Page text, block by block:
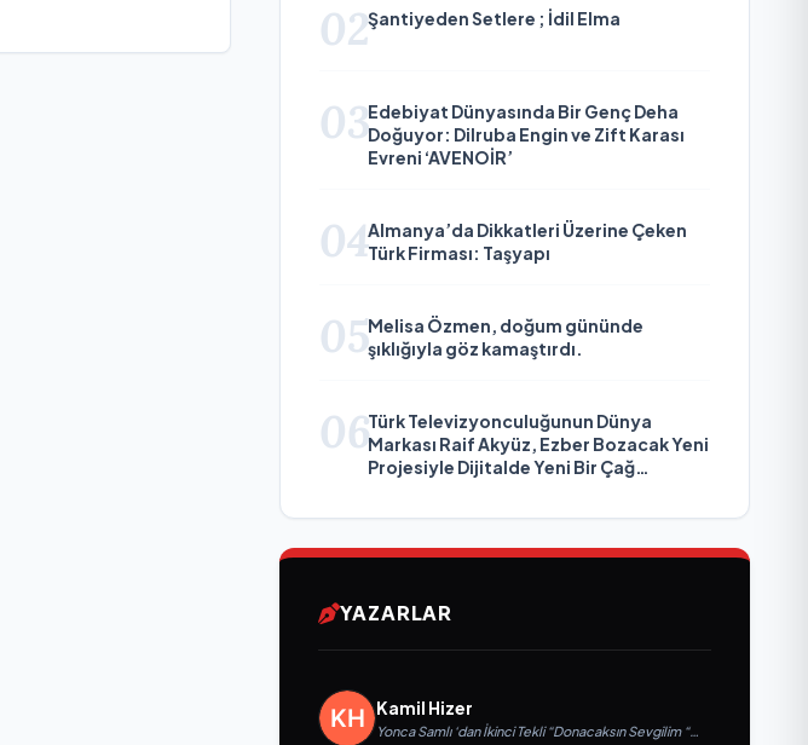
02Şantiyeden Setlere ; İdil Elma
03Edebiyat Dünyasında Bir Genç Deha
Doğuyor: Dilruba Engin ve Zift Karası
Evreni ‘AVENOİR’
04Almanya’da Dikkatleri Üzerine Çeken
Türk Firması: Taşyapı
05Melisa Özmen, doğum gününde
şıklığıyla göz kamaştırdı.
06Türk Televizyonculuğunun Dünya
Markası Raif Akyüz, Ezber Bozacak Yeni
Projesiyle Dijitalde Yeni Bir Çağ
YAZARLAR
Kamil Hizer
Yonca Samlı ‘dan İkinci Tekli “Donacaksın Sevgilim “